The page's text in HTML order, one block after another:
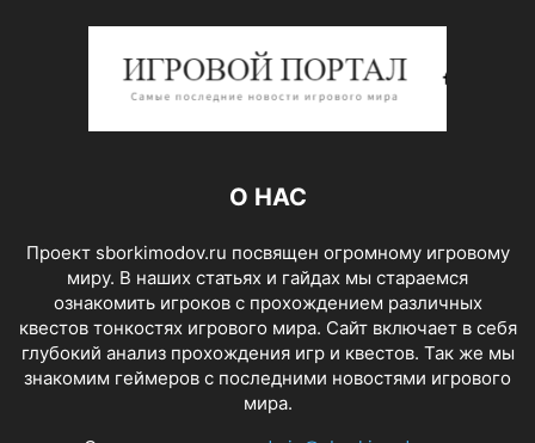
О НАС
Проект sborkimodov.ru посвящен огромному игровому
миру. В наших статьях и гайдах мы стараемся
ознакомить игроков с прохождением различных
квестов тонкостях игрового мира. Сайт включает в себя
глубокий анализ прохождения игр и квестов. Так же мы
знакомим геймеров с последними новостями игрового
мира.